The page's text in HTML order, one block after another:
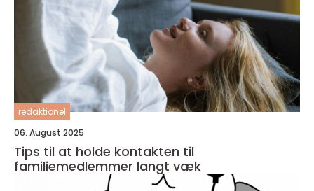
redaktionel
06. August 2025
Tips til at holde kontakten til
familiemedlemmer langt væk